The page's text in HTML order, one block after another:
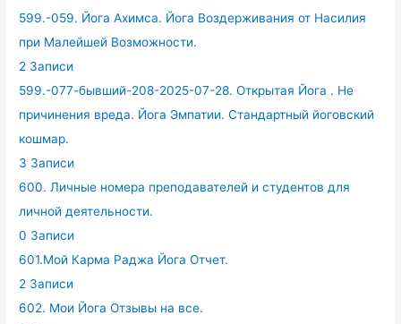
599.-059. Йога Ахимса. Йога Воздерживания от Насилия
при Малейшей Возможности.
2 Записи
599.-077-бывший-208-2025-07-28. Открытая Йога . Не
причинения вреда. Йога Эмпатии. Стандартный йоговский
кошмар.
3 Записи
600. Личные номера преподавателей и студентов для
личной деятельности.
0 Записи
601.Мой Карма Раджа Йога Отчет.
2 Записи
602. Мои Йога Отзывы на все.